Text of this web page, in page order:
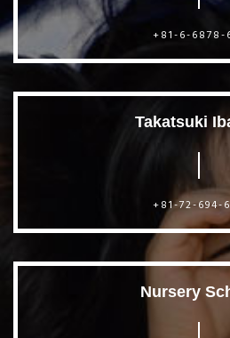
+81-6-6878-
Takatsuki
+81-72-694-
Nursery